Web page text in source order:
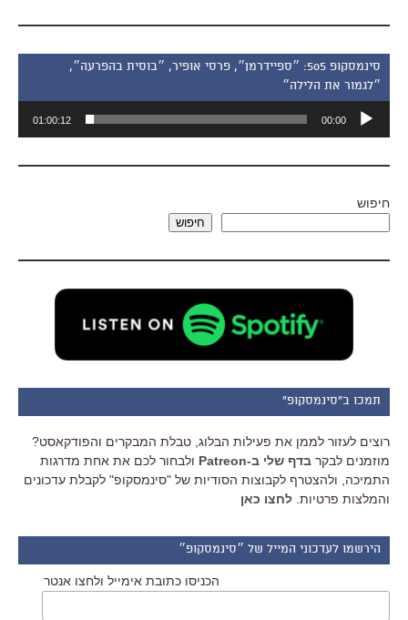
סינמסקופ 505: ״ספיידרמן״, פרסי אופיר, ״בוסית בהפרעה״,
״לגמור את הלילה״
אודיו
00:00
01:00:12
חיפוש
חיפוש
תמכו ב"סינמסקופ"
רוצים לעזור לממן את פעילות הבלוג, טבלת המבקרים והפודקאסט?
מוזמנים לבקר בדף שלי ב-Patreon
ולבחור לכם את אחת מדרגות
התמיכה, ולהצטרף לקבוצות הסודיות של "סינמסקופ" לקבלת עדכונים
והמלצות פרטיות. לחצו כאן
הירשמו לעדכוני המייל של ״סינמסקופ״
הכניסו כתובת אימייל ולחצו אנטר